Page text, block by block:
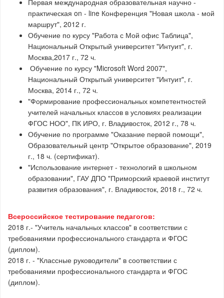
практическая on - line Конференция "Новая школа - мой
маршрут", 2012 г.
Обучение по курсу "Работа с Мой офис Таблица",
Национальный Открытый университет "Интуит", г.
Москва,2017 г., 72 ч.
Обучение по курсу "Microsoft Word 2007",
Национальный Открытый университет "Интуит", г.
Москва, 2014 г., 72 ч.
"Формирование профессиональных компетентностей
учителей начальных классов в условиях реализации
ФГОС НОО", ПК ИРО, г. Владивосток, 2012 г., 78 ч.
Обучение по программе "Оказание первой помощи",
Образовательный центр "Открытое образование", 2019
г., 18 ч. (сертификат).
"Использование интернет - технологий в школьном
образовании", ГАУ ДПО "Приморский краевой институт
развития образования", г. Владивосток, 2018 г., 72 ч.
Всероссийское тестирование педагогов:
2018 г.- "Учитель начальных классов" в соответствии с
требованиями профессионального стандарта и ФГОС
(диплом).
2018 г. - "Классные руководители" в соответствии с
требованиями профессионального стандарта и ФГОС
(диплом).